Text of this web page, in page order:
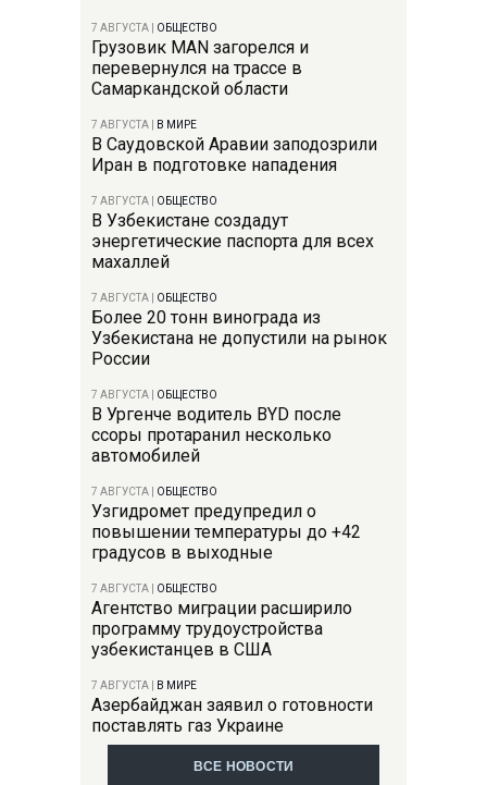
7 АВГУСТА ОБЩЕСТВО
Грузовик MAN загорелся и
перевернулся на трассе в
Самаркандской области
7 АВГУСТА В МИРЕ
В Саудовской Аравии заподозрили
Иран в подготовке нападения
7 АВГУСТА ОБЩЕСТВО
В Узбекистане создадут
энергетические паспорта для всех
махаллей
7 АВГУСТА ОБЩЕСТВО
Более 20 тонн винограда из
Узбекистана не допустили на рынок
России
7 АВГУСТА ОБЩЕСТВО
В Ургенче водитель BYD после
ссоры протаранил несколько
автомобилей
7 АВГУСТА ОБЩЕСТВО
Узгидромет предупредил о
повышении температуры до +42
градусов в выходные
7 АВГУСТА ОБЩЕСТВО
Агентство миграции расширило
программу трудоустройства
узбекистанцев в США
7 АВГУСТА В МИРЕ
Азербайджан заявил о готовности
поставлять газ Украине
ВСЕ НОВОСТИ